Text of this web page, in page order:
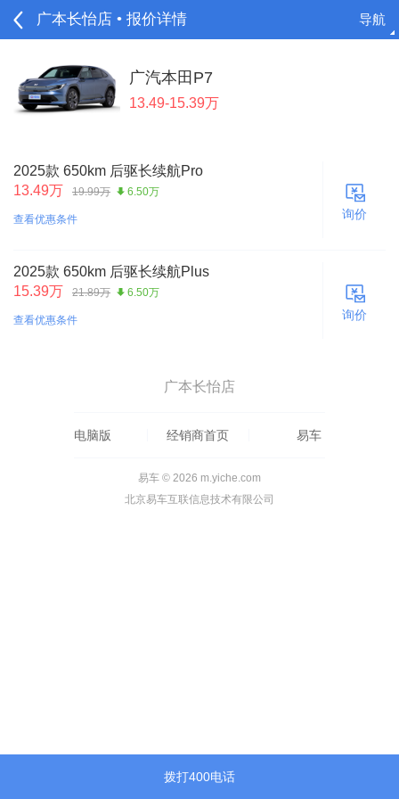
广本长怡店 • 报价详情 导航
广汽本田P7
13.49-15.39万
2025款 650km 后驱长续航Pro
13.49万
19.99万 6.50万
查看优惠条件 询价
2025款 650km 后驱长续航Plus
15.39万
21.89万 6.50万
查看优惠条件 询价
拨打400电话
广本长怡店
电脑版 经销商首页 易车
易车 © 2026 m.yiche.com
北京易车互联信息技术有限公司